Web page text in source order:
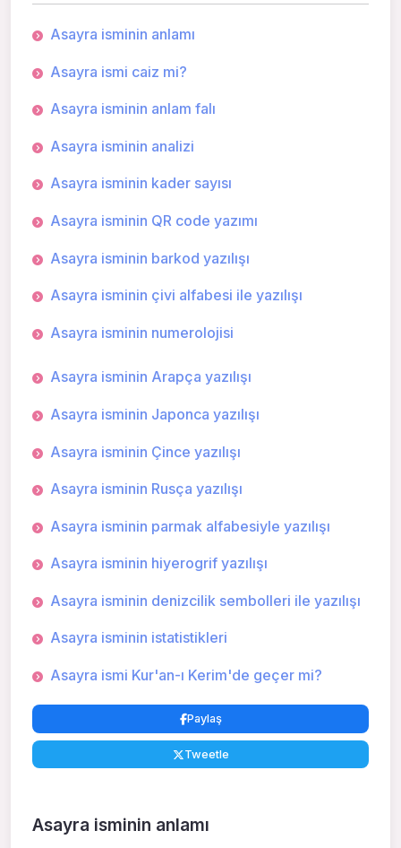
Asayra isminin anlamı
Asayra ismi caiz mi?
Asayra isminin anlam falı
Asayra isminin analizi
Asayra isminin kader sayısı
Asayra isminin QR code yazımı
Asayra isminin barkod yazılışı
Asayra isminin çivi alfabesi ile yazılışı
Asayra isminin numerolojisi
Asayra isminin Arapça yazılışı
Asayra isminin Japonca yazılışı
Asayra isminin Çince yazılışı
Asayra isminin Rusça yazılışı
Asayra isminin parmak alfabesiyle yazılışı
Asayra isminin hiyerogrif yazılışı
Asayra isminin denizcilik sembolleri ile yazılışı
Asayra isminin istatistikleri
Asayra ismi Kur'an-ı Kerim'de geçer mi?
Paylaş
Tweetle
Asayra isminin anlamı